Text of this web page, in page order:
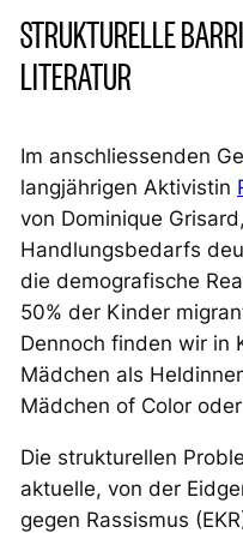
STRUKTURELLE
LITERATUR
Im anschliessenden
langjährigen Aktivistin
von Dominique
Handlungsbedarfs
die demografische
50% der Kinder
Dennoch finden wir in
Mädchen als
Mädchen of Color
Die strukturellen
aktuelle, von der
gegen Rassismus